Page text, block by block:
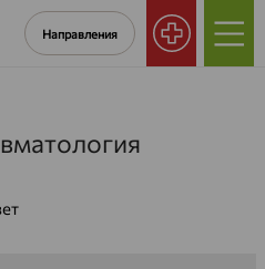
Направления